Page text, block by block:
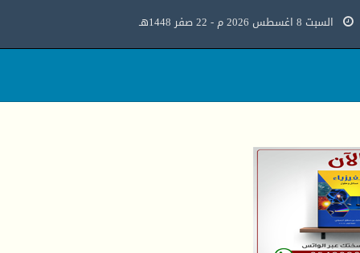
السبت 8 اغسطس 2026 م - 22 صفر 1448هـ